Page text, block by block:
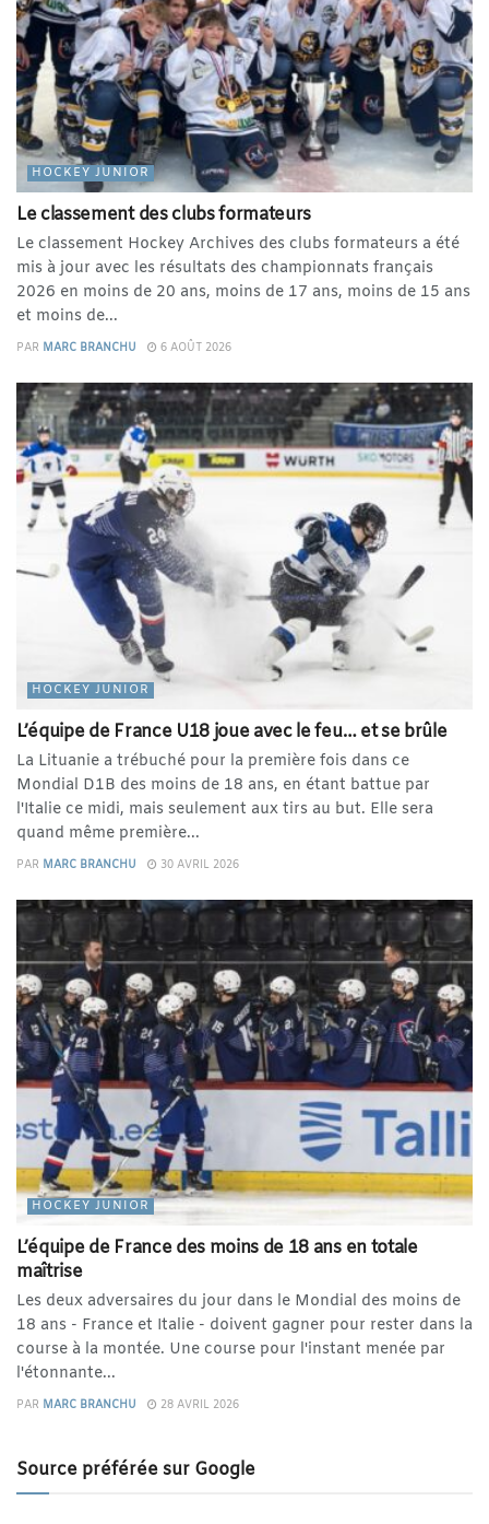
HOCKEY JUNIOR
Le classement des clubs formateurs
Le classement Hockey Archives des clubs formateurs a été
mis à jour avec les résultats des championnats français
2026 en moins de 20 ans, moins de 17 ans, moins de 15 ans
et moins de...
PAR MARC BRANCHU 6 AOÛT 2026
HOCKEY JUNIOR
L’équipe de France U18 joue avec le feu… et se brûle
La Lituanie a trébuché pour la première fois dans ce
Mondial D1B des moins de 18 ans, en étant battue par
l'Italie ce midi, mais seulement aux tirs au but. Elle sera
quand même première...
PAR MARC BRANCHU 30 AVRIL 2026
HOCKEY JUNIOR
L’équipe de France des moins de 18 ans en totale
maîtrise
Les deux adversaires du jour dans le Mondial des moins de
18 ans - France et Italie - doivent gagner pour rester dans la
course à la montée. Une course pour l'instant menée par
l'étonnante...
PAR MARC BRANCHU 28 AVRIL 2026
Source préférée sur Google